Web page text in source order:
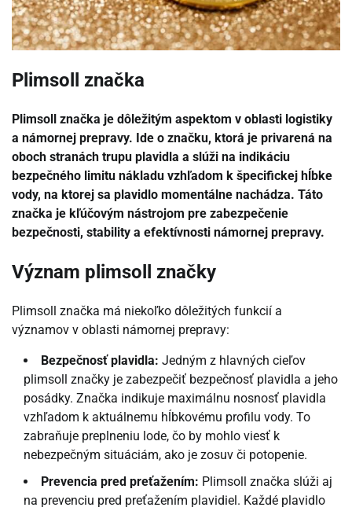
Plimsoll značka
Plimsoll značka je dôležitým aspektom v oblasti logistiky
a námornej prepravy. Ide o značku, ktorá je privarená na
oboch stranách trupu plavidla a slúži na indikáciu
bezpečného limitu nákladu vzhľadom k špecifickej hĺbke
vody, na ktorej sa plavidlo momentálne nachádza. Táto
značka je kľúčovým nástrojom pre zabezpečenie
bezpečnosti, stability a efektívnosti námornej prepravy.
Význam plimsoll značky
Plimsoll značka má niekoľko dôležitých funkcií a
významov v oblasti námornej prepravy:
Bezpečnosť plavidla: Jedným z hlavných cieľov
plimsoll značky je zabezpečiť bezpečnosť plavidla a jeho
posádky. Značka indikuje maximálnu nosnosť plavidla
vzhľadom k aktuálnemu hĺbkovému profilu vody. To
zabraňuje preplneniu lode, čo by mohlo viesť k
nebezpečným situáciám, ako je zosuv či potopenie.
Prevencia pred preťažením: Plimsoll značka slúži aj
na prevenciu pred preťažením plavidiel. Každé plavidlo